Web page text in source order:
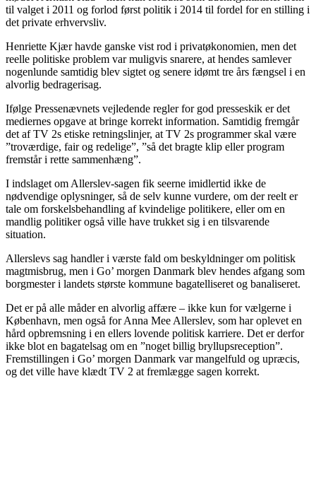
til valget i 2011 og forlod først politik i 2014 til fordel for en stilling i
det private erhvervsliv.
Henriette Kjær havde ganske vist rod i privatøkonomien, men det
reelle politiske problem var muligvis snarere, at hendes samlever
nogenlunde samtidig blev sigtet og senere idømt tre års fængsel i en
alvorlig bedragerisag.
Ifølge Pressenævnets vejledende regler for god presseskik er det
mediernes opgave at bringe korrekt information. Samtidig fremgår
det af TV 2s etiske retningslinjer, at TV 2s programmer skal være
”troværdige, fair og redelige”, ”så det bragte klip eller program
fremstår i rette sammenhæng”.
I indslaget om Allerslev-sagen fik seerne imidlertid ikke de
nødvendige oplysninger, så de selv kunne vurdere, om der reelt er
tale om forskelsbehandling af kvindelige politikere, eller om en
mandlig politiker også ville have trukket sig i en tilsvarende
situation.
Allerslevs sag handler i værste fald om beskyldninger om politisk
magtmisbrug, men i Go’ morgen Danmark blev hendes afgang som
borgmester i landets største kommune bagatelliseret og banaliseret.
Det er på alle måder en alvorlig affære – ikke kun for vælgerne i
København, men også for Anna Mee Allerslev, som har oplevet en
hård opbremsning i en ellers lovende politisk karriere. Det er derfor
ikke blot en bagatelsag om en ”noget billig bryllupsreception”.
Fremstillingen i Go’ morgen Danmark var mangelfuld og upræcis,
og det ville have klædt TV 2 at fremlægge sagen korrekt.